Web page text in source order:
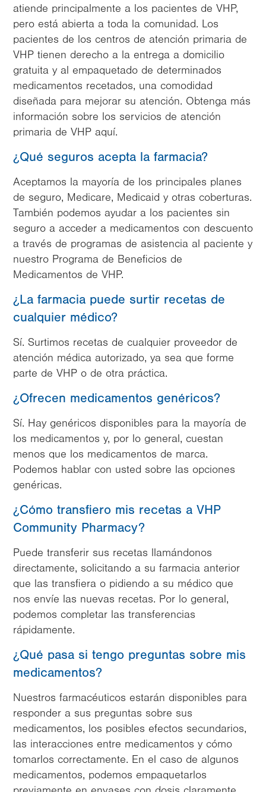
atiende principalmente a los pacientes de VHP,
pero está abierta a toda la comunidad. Los
pacientes de los centros de atención primaria de
VHP tienen derecho a la entrega a domicilio
gratuita y al empaquetado de determinados
medicamentos recetados, una comodidad
diseñada para mejorar su atención. Obtenga más
información sobre los servicios de atención
primaria de VHP aquí.
¿Qué seguros acepta la farmacia?
Aceptamos la mayoría de los principales planes
de seguro, Medicare, Medicaid y otras coberturas.
También podemos ayudar a los pacientes sin
seguro a acceder a medicamentos con descuento
a través de programas de asistencia al paciente y
nuestro Programa de Beneficios de
Medicamentos de VHP.
¿La farmacia puede surtir recetas de
cualquier médico?
Sí. Surtimos recetas de cualquier proveedor de
atención médica autorizado, ya sea que forme
parte de VHP o de otra práctica.
¿Ofrecen medicamentos genéricos?
Sí. Hay genéricos disponibles para la mayoría de
los medicamentos y, por lo general, cuestan
menos que los medicamentos de marca.
Podemos hablar con usted sobre las opciones
genéricas.
¿Cómo transfiero mis recetas a VHP
Community Pharmacy?
Puede transferir sus recetas llamándonos
directamente, solicitando a su farmacia anterior
que las transfiera o pidiendo a su médico que
nos envíe las nuevas recetas. Por lo general,
podemos completar las transferencias
rápidamente.
¿Qué pasa si tengo preguntas sobre mis
medicamentos?
Nuestros farmacéuticos estarán disponibles para
responder a sus preguntas sobre sus
medicamentos, los posibles efectos secundarios,
las interacciones entre medicamentos y cómo
tomarlos correctamente. En el caso de algunos
medicamentos, podemos empaquetarlos